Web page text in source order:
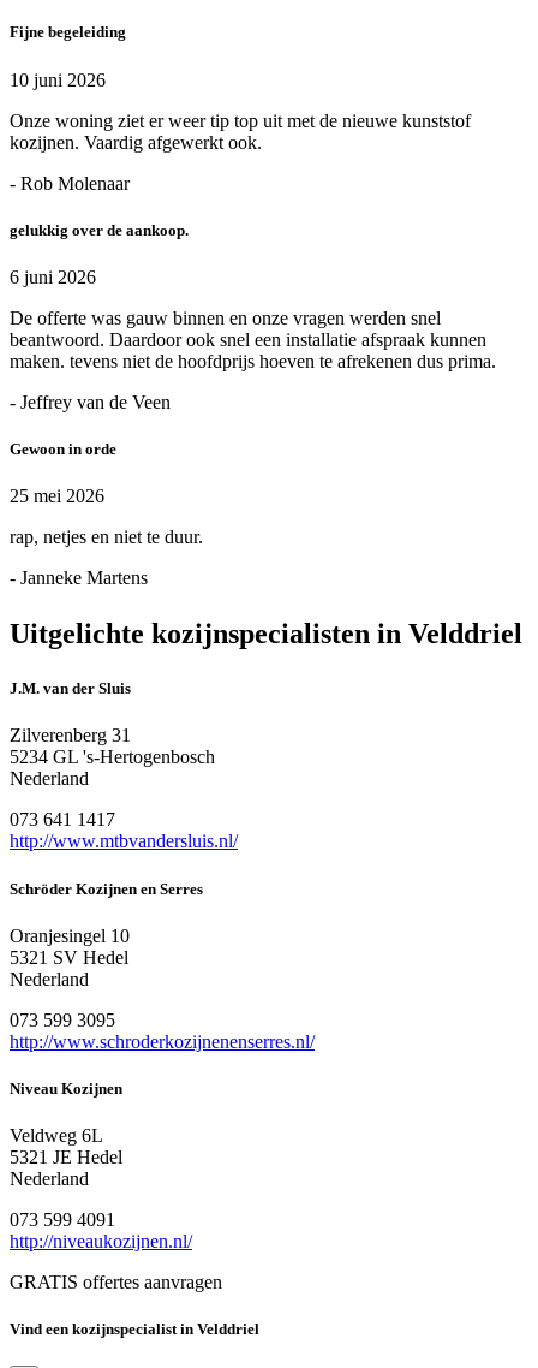
Fijne begeleiding
10 juni 2026
Onze woning ziet er weer tip top uit met de nieuwe kunststof
kozijnen. Vaardig afgewerkt ook.
- Rob Molenaar
gelukkig over de aankoop.
6 juni 2026
De offerte was gauw binnen en onze vragen werden snel
beantwoord. Daardoor ook snel een installatie afspraak kunnen
maken. tevens niet de hoofdprijs hoeven te afrekenen dus prima.
- Jeffrey van de Veen
Gewoon in orde
25 mei 2026
rap, netjes en niet te duur.
- Janneke Martens
Uitgelichte kozijnspecialisten in Velddriel
J.M. van der Sluis
Zilverenberg 31
5234 GL 's-Hertogenbosch
Nederland
073 641 1417
http://www.mtbvandersluis.nl/
Schröder Kozijnen en Serres
Oranjesingel 10
5321 SV Hedel
Nederland
073 599 3095
http://www.schroderkozijnenenserres.nl/
Niveau Kozijnen
Veldweg 6L
5321 JE Hedel
Nederland
073 599 4091
http://niveaukozijnen.nl/
GRATIS offertes aanvragen
Vind een kozijnspecialist in Velddriel